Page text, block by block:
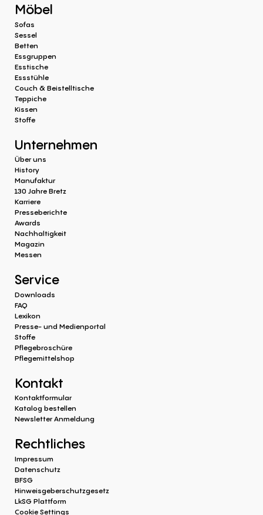
Möbel
Sofas
Sessel
Betten
Essgruppen
Esstische
Essstühle
Couch & Beistelltische
Teppiche
Kissen
Stoffe
Unternehmen
Über uns
History
Manufaktur
130 Jahre Bretz
Karriere
Presseberichte
Awards
Nachhaltigkeit
Magazin
Messen
Service
Downloads
FAQ
Lexikon
Presse- und Medienportal
Stoffe
Pflegebroschüre
Pflegemittelshop
Kontakt
Kontaktformular
Katalog bestellen
Newsletter Anmeldung
Rechtliches
Impressum
Datenschutz
BFSG
Hinweisgeberschutzgesetz
LkSG Plattform
Cookie Settings